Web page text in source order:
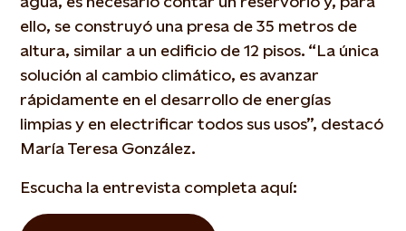
ello, se construyó una presa de 35 metros de
altura, similar a un edificio de 12 pisos. “La única
solución al cambio climático, es avanzar
rápidamente en el desarrollo de energías
limpias y en electrificar todos sus usos”, destacó
María Teresa González.
Escucha la entrevista completa aquí: